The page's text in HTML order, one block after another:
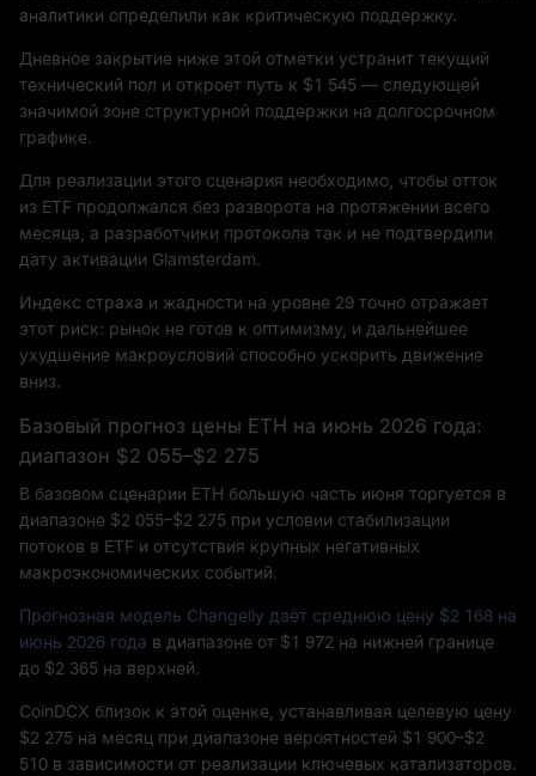
аналитики определили как критическую поддержку.
Дневное закрытие ниже этой отметки устранит текущий
технический пол и откроет путь к $1 545 — следующей
значимой зоне структурной поддержки на долгосрочном
графике.
Для реализации этого сценария необходимо, чтобы отток
из ETF продолжался без разворота на протяжении всего
месяца, а разработчики протокола так и не подтвердили
дату активации Glamsterdam.
Индекс страха и жадности на уровне 29 точно отражает
этот риск: рынок не готов к оптимизму, и дальнейшее
ухудшение макроусловий способно ускорить движение
вниз.
Базовый прогноз цены ETH на июнь 2026 года:
диапазон $2 055–$2 275
В базовом сценарии ETH большую часть июня торгуется в
диапазоне $2 055–$2 275 при условии стабилизации
потоков в ETF и отсутствия крупных негативных
макроэкономических событий.
Прогнозная модель Changelly даёт среднюю цену $2 168 на
июнь 2026 года в диапазоне от $1 972 на нижней границе
до $2 365 на верхней.
CoinDCX близок к этой оценке, устанавливая целевую цену
$2 275 на месяц при диапазоне вероятностей $1 900–$2
510 в зависимости от реализации ключевых катализаторов.